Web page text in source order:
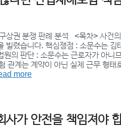
상권 분쟁 판례 분석 <목차> 사건
빌렸습니다. 핵심쟁점 : 소문수는 김
의 판단 : 소문수는 근로자가 아니
관계는 계약이 아닌 실제 근무 형태
more
가 안전을 책임져야